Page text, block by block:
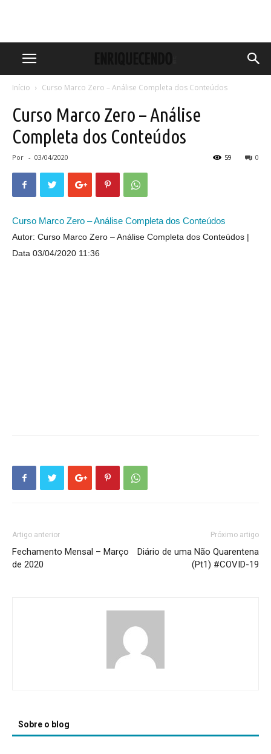
Início Curso Marco Zero – Análise Completa dos Conteúdos
Curso Marco Zero – Análise
Completa dos Conteúdos
Por - 03/04/2020 0
59
Curso Marco Zero – Análise Completa dos Conteúdos
Autor: Curso Marco Zero – Análise Completa dos Conteúdos
Data 03/04/2020 11:36
Artigo anterior
Fechamento Mensal – Março
de 2020
Próximo artigo
Diário de uma Não Quarentena
(Pt1) #COVID-19
Sobre o blog